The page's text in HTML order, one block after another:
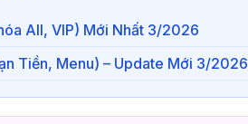
All, VIP) Mới Nhất 3/2026
Tiền, Menu) – Update Mới 3/2026